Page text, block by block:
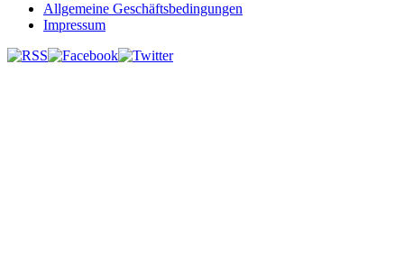
Allgemeine Geschäftsbedingungen
Impressum